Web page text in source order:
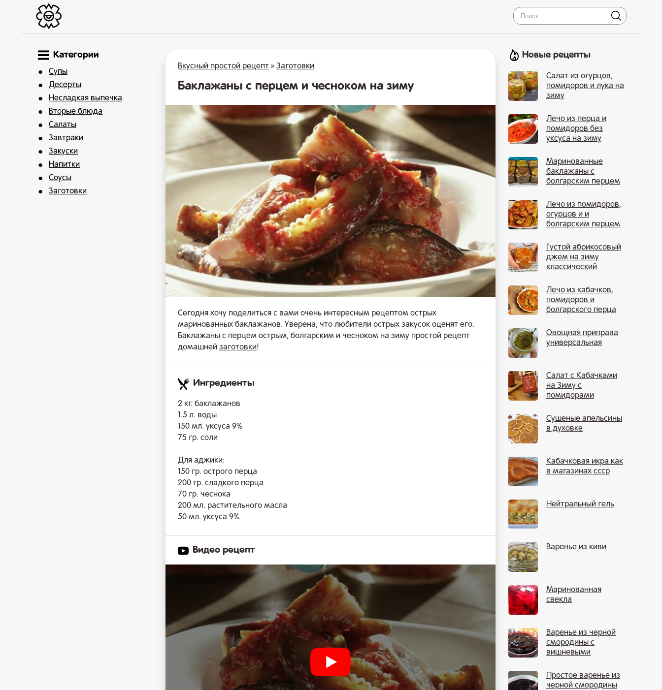
Категории
Супы
Десерты
Несладкая выпечка
Вторые блюда
Салаты
Завтраки
Закуски
Напитки
Соусы
Заготовки
Вкусный простой рецепт » Заготовки
Баклажаны с перцем и чесноком на зиму
Сегодня хочу поделиться с вами очень интересным рецептом острых
маринованных баклажанов. Уверена, что любители острых закусок оценят его.
Баклажаны с перцем острым, болгарским и чесноком на зиму простой рецепт
домашней заготовки!
Ингредиенты
2 кг. баклажанов
1.5 л. воды
150 мл. уксуса 9%
75 гр. соли
Для аджики:
150 гр. острого перца
200 гр. сладкого перца
70 гр. чеснока
200 мл. растительного масла
50 мл. уксуса 9%
Видео рецепт
Новые рецепты
Салат из огурцов,
помидоров и лука на
зиму
Лечо из перца и
помидоров без
уксуса на зиму
Маринованные
баклажаны с
болгарским перцем
Лечо из помидоров,
огурцов и и
болгарским перцем
Густой абрикосовый
джем на зиму
классический
Лечо из кабачков,
помидоров и
болгарского перца
Овощная приправа
универсальная
Салат с Кабачками
на Зиму с
помидорами
Сушеные апельсины
в духовке
Кабачковая икра как
в магазинах ссср
Нейтральный гель
Варенье из киви
Маринованная
свекла
Варенье из черной
смородины с
вишневыми
Простое варенье из
черной смородины